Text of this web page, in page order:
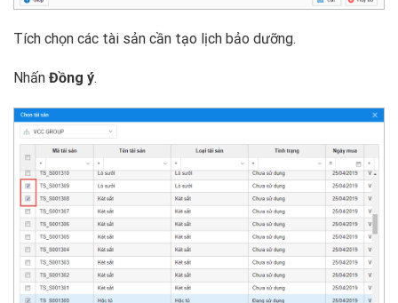
Tích chọn các tài sản cần tạo lịch bảo dưỡng.
Nhấn Đồng ý.